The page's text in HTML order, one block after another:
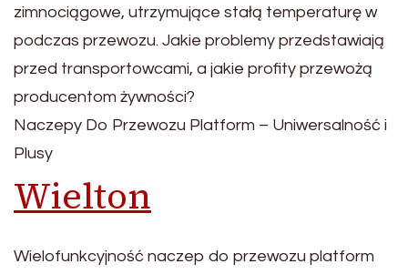
zimnociągowe, utrzymujące stałą temperaturę w
podczas przewozu. Jakie problemy przedstawiają
przed transportowcami, a jakie profity przewożą
producentom żywności?
Naczepy Do Przewozu Platform – Uniwersalność i
Plusy
Wielton
Wielofunkcyjność naczep do przewozu platform